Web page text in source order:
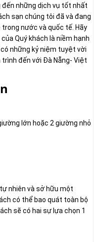
đến những dịch vụ tốt nhất
sạn chúng tôi đã và đang
nước và quốc tế. Hãy
Quý khách là niềm hạnh
những kỷ niệm tuyệt vời
đến với Đà Nẵng- Việt
lớn hoặc 2 giường nhỏ
nhiên và sở hữu một
có thể bao quát toàn bộ
sẽ có hai sự lựa chọn 1